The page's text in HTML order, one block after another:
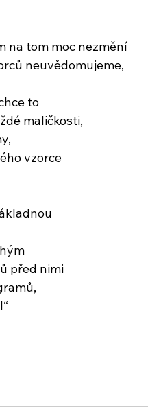
na tom moc nezmění
neuvědomujeme,
to
maličkosti,
vzorce
před nimi